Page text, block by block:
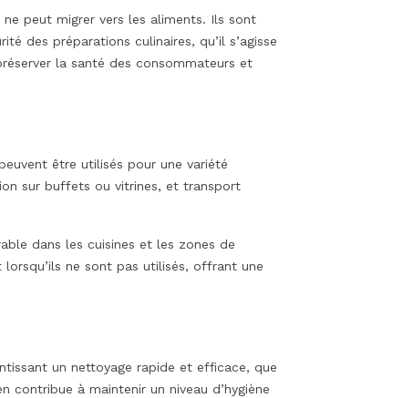
peut migrer vers les aliments. Ils sont
des préparations culinaires, qu’il s’agisse
la santé des consommateurs et
être utilisés pour une variété
sur buffets ou vitrines, et transport
dans les cuisines et les zones de
ne sont pas utilisés, offrant une
un nettoyage rapide et efficace, que
à maintenir un niveau d’hygiène